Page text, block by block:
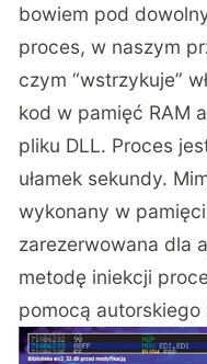
bowiem pod
proces, w naszym
czym “wstrzykuje”
kod w pamięć RAM
pliku DLL. Proces
ułamek sekundy.
wykonany w pamięci
zarezerwowana dla
metodę iniekcji
pomocą autorskiego